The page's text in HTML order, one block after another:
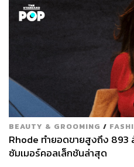
BEAUTY & GROOMING /
Rhode ทำยอดขายสูงถึง 893
ซัมเมอร์คอลเล็กชันล่าสุด